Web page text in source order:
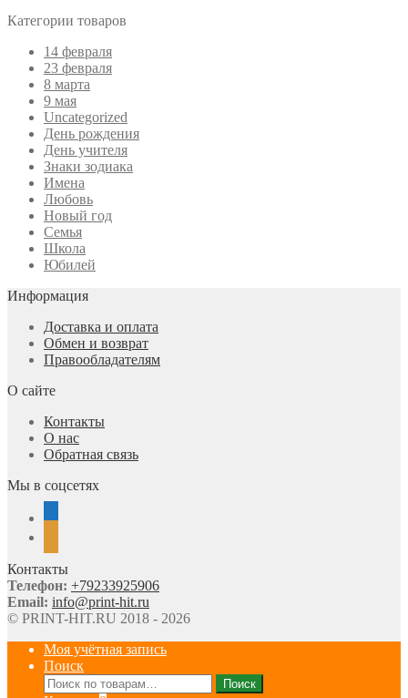
Категории товаров
14 февраля
23 февраля
8 марта
9 мая
Uncategorized
День рождения
День учителя
Знаки зодиака
Имена
Любовь
Новый год
Семья
Школа
Юбилей
Информация
Доставка и оплата
Обмен и возврат
Правообладателям
О сайте
Контакты
О нас
Обратная связь
Мы в соцсетях
Контакты
Телефон: +79233925906
Email: info@print-hit.ru
© PRINT-HIT.RU 2018 - 2026
Моя учётная запись
Поиск
Искать:
Поиск